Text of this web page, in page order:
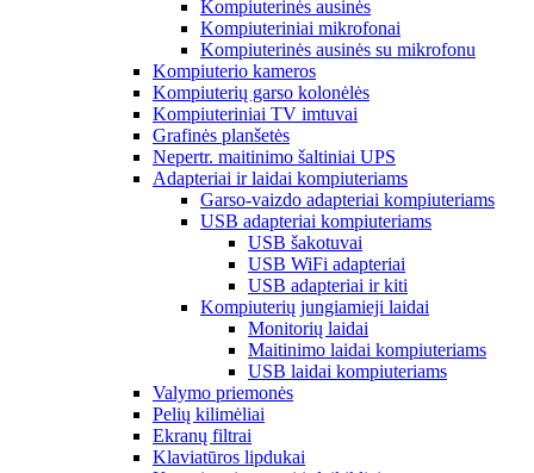
Kompiuterinės ausinės
Kompiuteriniai mikrofonai
Kompiuterinės ausinės su mikrofonu
Kompiuterio kameros
Kompiuterių garso kolonėlės
Kompiuteriniai TV imtuvai
Grafinės planšetės
Nepertr. maitinimo šaltiniai UPS
Adapteriai ir laidai kompiuteriams
Garso-vaizdo adapteriai kompiuteriams
USB adapteriai kompiuteriams
USB šakotuvai
USB WiFi adapteriai
USB adapteriai ir kiti
Kompiuterių jungiamieji laidai
Monitorių laidai
Maitinimo laidai kompiuteriams
USB laidai kompiuteriams
Valymo priemonės
Pelių kilimėliai
Ekranų filtrai
Klaviatūros lipdukai